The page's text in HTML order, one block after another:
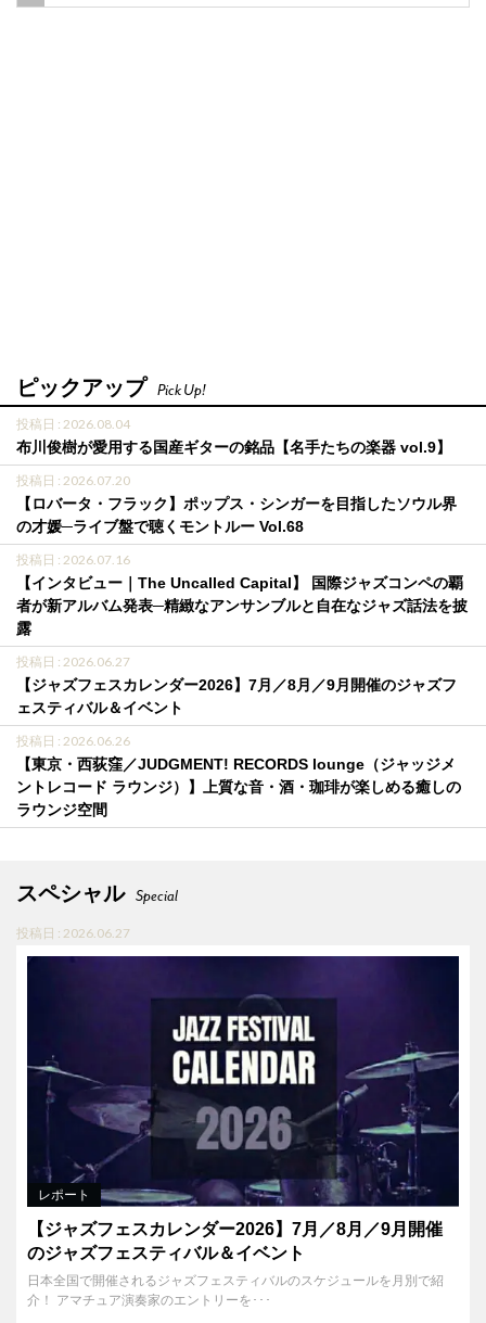
ピックアップ Pick Up!
投稿日 : 2026.08.04
布川俊樹が愛用する国産ギターの銘品【名手たちの楽器 vol.9】
投稿日 : 2026.07.20
【ロバータ・フラック】ポップス・シンガーを目指したソウル界
の才媛─ライブ盤で聴くモントルー Vol.68
投稿日 : 2026.07.16
【インタビュー｜The Uncalled Capital】 国際ジャズコンペの覇
者が新アルバム発表─精緻なアンサンブルと自在なジャズ話法を披
露
投稿日 : 2026.06.27
【ジャズフェスカレンダー2026】7月／8月／9月開催のジャズフ
ェスティバル＆イベント
投稿日 : 2026.06.26
【東京・西荻窪／JUDGMENT! RECORDS lounge（ジャッジメ
ントレコード ラウンジ）】上質な音・酒・珈琲が楽しめる癒しの
ラウンジ空間
スペシャル Special
投稿日 : 2026.06.27
レポート
【ジャズフェスカレンダー2026】7月／8月／9月開催
のジャズフェスティバル＆イベント
日本全国で開催されるジャズフェスティバルのスケジュールを月別で紹
介！ アマチュア演奏家のエントリーを･･･